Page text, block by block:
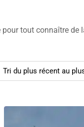
tout connaître de